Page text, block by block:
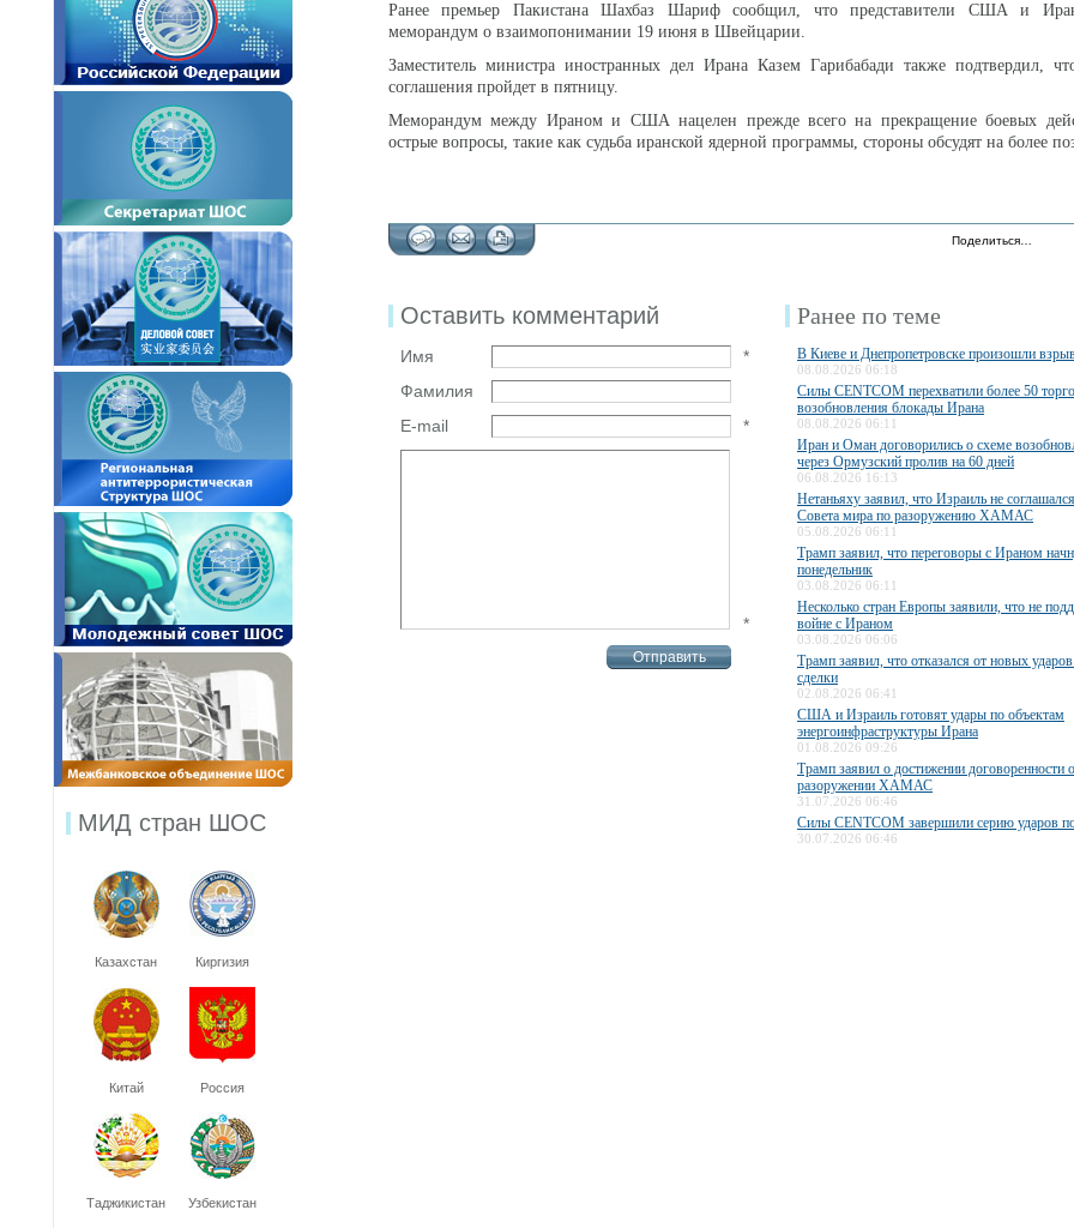
МИД стран ШОС
Казахстан Киргизия
Китай Россия
Таджикистан Узбекистан
Ранее премьер Пакистана Шахбаз Шариф сообщил, что представители США и
меморандум о взаимопонимании 19 июня в Швейцарии.
Заместитель министра иностранных дел Ирана Казем Гарибабади также подтвердил,
соглашения пройдет в пятницу.
Меморандум между Ираном и США нацелен прежде всего на прекращение боевых
острые вопросы, такие как судьба иранской ядерной программы, стороны обсудят на более
Поделиться…
Оставить комментарий
Имя
*
Фамилия
E-mail
*
*
Ранее по теме
В Киеве и Днепропетровске произошли
08.08.2026 06:18
Силы CENTCOM перехватили более 50
возобновления блокады Ирана
08.08.2026 06:11
Иран и Оман договорились о схеме
через Ормузский пролив на 60 дней
06.08.2026 16:13
Нетаньяху заявил, что Израиль не
Совета мира по разоружению ХАМАС
05.08.2026 06:11
Трамп заявил, что переговоры с Ираном
понедельник
03.08.2026 06:11
Несколько стран Европы заявили, что не
войне с Ираном
03.08.2026 06:06
Трамп заявил, что отказался от новых
сделки
02.08.2026 06:41
США и Израиль готовят удары по объектам
энергоинфраструктуры Ирана
01.08.2026 09:26
Трамп заявил о достижении договоренности
разоружении ХАМАС
31.07.2026 06:46
Силы CENTCOM завершили серию ударов
30.07.2026 06:46